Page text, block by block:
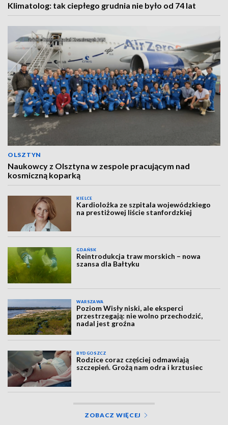
Klimatolog: tak ciepłego grudnia nie było od 74 lat
OLSZTYN
Naukowcy z Olsztyna w zespole pracującym nad
kosmiczną koparką
KIELCE
Kardiolożka ze szpitala wojewódzkiego
na prestiżowej liście stanfordzkiej
GDAŃSK
Reintrodukcja traw morskich – nowa
szansa dla Bałtyku
WARSZAWA
Poziom Wisły niski, ale eksperci
przestrzegają: nie wolno przechodzić,
nadal jest groźna
BYDGOSZCZ
Rodzice coraz częściej odmawiają
szczepień. Grożą nam odra i krztusiec
ZOBACZ WIĘCEJ